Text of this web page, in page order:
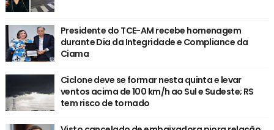
Presidente do TCE-AM recebe homenagem
durante Dia da Integridade e Compliance da
Ciama
Ciclone deve se formar nesta quinta e levar
ventos acima de 100 km/h ao Sul e Sudeste; RS
tem risco de tornado